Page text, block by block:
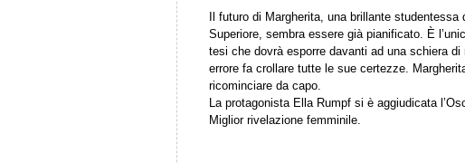
Il futuro di Margherita, una brillante
Superiore, sembra essere già pianificato. È
tesi che dovrà esporre davanti ad una schiera
errore fa crollare tutte le sue certezze.
ricominciare da capo.
La protagonista Ella Rumpf si è aggiudicata
Miglior rivelazione femminile.